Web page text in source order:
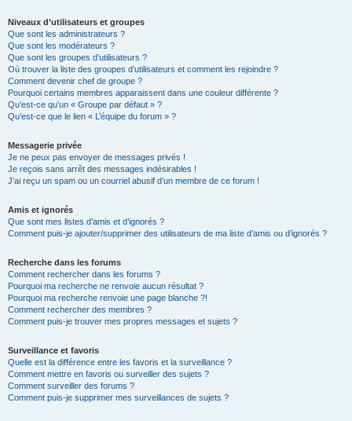
Niveaux d’utilisateurs et groupes
Que sont les administrateurs ?
Que sont les modérateurs ?
Que sont les groupes d’utilisateurs ?
Où trouver la liste des groupes d’utilisateurs et comment les rejoindre ?
Comment devenir chef de groupe ?
Pourquoi certains membres apparaissent dans une couleur différente ?
Qu’est-ce qu’un « Groupe par défaut » ?
Qu’est-ce que le lien « L’équipe du forum » ?
Messagerie privée
Je ne peux pas envoyer de messages privés !
Je reçois sans arrêt des messages indésirables !
J’ai reçu un spam ou un courriel abusif d’un membre de ce forum !
Amis et ignorés
Que sont mes listes d’amis et d’ignorés ?
Comment puis-je ajouter/supprimer des utilisateurs de ma liste d’amis ou d’ignorés ?
Recherche dans les forums
Comment rechercher dans les forums ?
Pourquoi ma recherche ne renvoie aucun résultat ?
Pourquoi ma recherche renvoie une page blanche ?!
Comment rechercher des membres ?
Comment puis-je trouver mes propres messages et sujets ?
Surveillance et favoris
Quelle est la différence entre les favoris et la surveillance ?
Comment mettre en favoris ou surveiller des sujets ?
Comment surveiller des forums ?
Comment puis-je supprimer mes surveillances de sujets ?